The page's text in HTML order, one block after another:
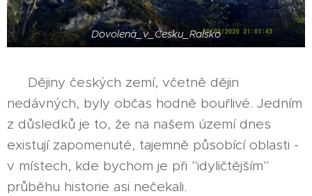
Dovolená_v_Česku_Ralsko
Dějiny českých zemí, včetně dějin
nedávných, byly občas hodně bouřlivé. Jedním
z důsledků je to, že na našem území dnes
existují zapomenuté, tajemně působící oblasti -
v místech, kde bychom je při "idyličtějším"
průběhu historie asi nečekali.